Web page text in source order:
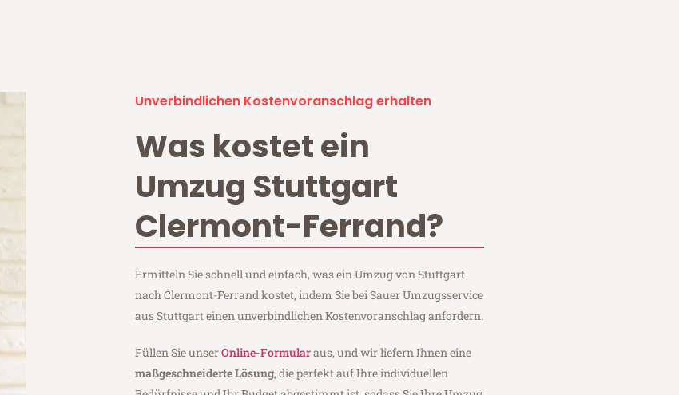
Unverbindlichen Kostenvoranschlag erhalten
Was kostet ein
Umzug Stuttgart
Clermont-Ferrand?
Ermitteln Sie schnell und einfach, was ein Umzug von Stuttgart
nach Clermont-Ferrand kostet, indem Sie bei Sauer Umzugsservice
aus Stuttgart einen unverbindlichen Kostenvoranschlag anfordern.
Füllen Sie unserOnline-Formularaus, und wir liefern Ihnen eine
maßgeschneiderte Lösung, die perfekt auf Ihre individuellen